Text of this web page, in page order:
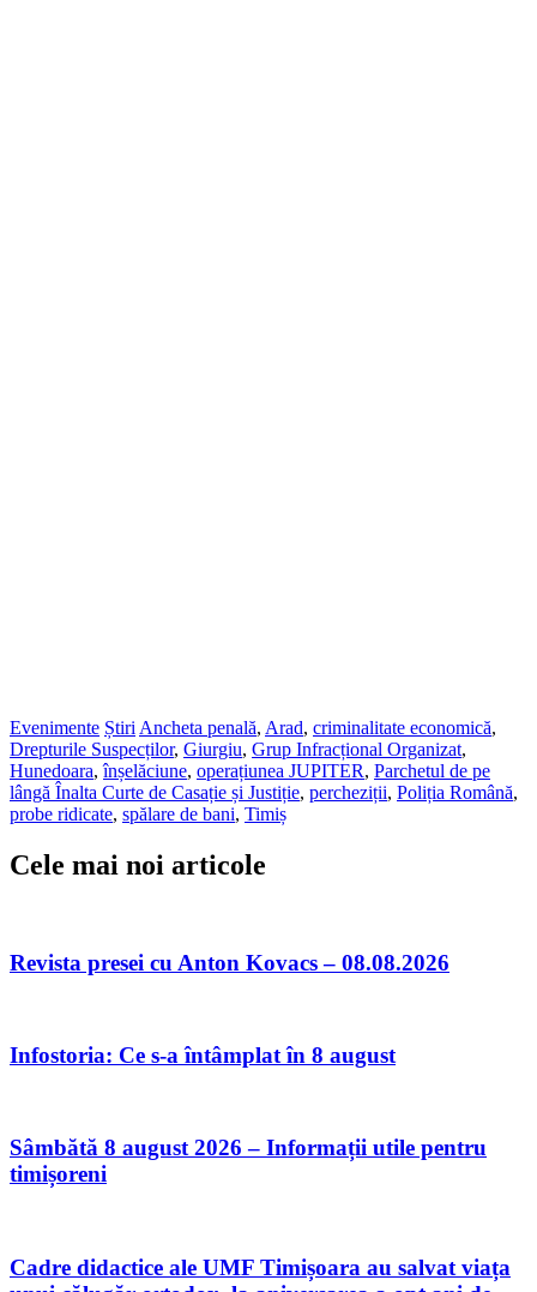
Evenimente Știri Ancheta penală, Arad, criminalitate economică,
Drepturile Suspecților, Giurgiu, Grup Infracțional Organizat,
Hunedoara,înșelăciune, operațiunea JUPITER, Parchetul de pe
lângă Înalta Curte de Casație și Justiție, percheziții, Poliția Română,
probe ridicate, spălare de bani, Timiș
Cele mai noi articole
Revista presei cu Anton Kovacs – 08.08.2026
Infostoria: Ce s-a întâmplat în 8 august
Sâmbătă 8 august 2026 – Informații utile pentru
timișoreni
Cadre didactice ale UMF Timișoara au salvat viața